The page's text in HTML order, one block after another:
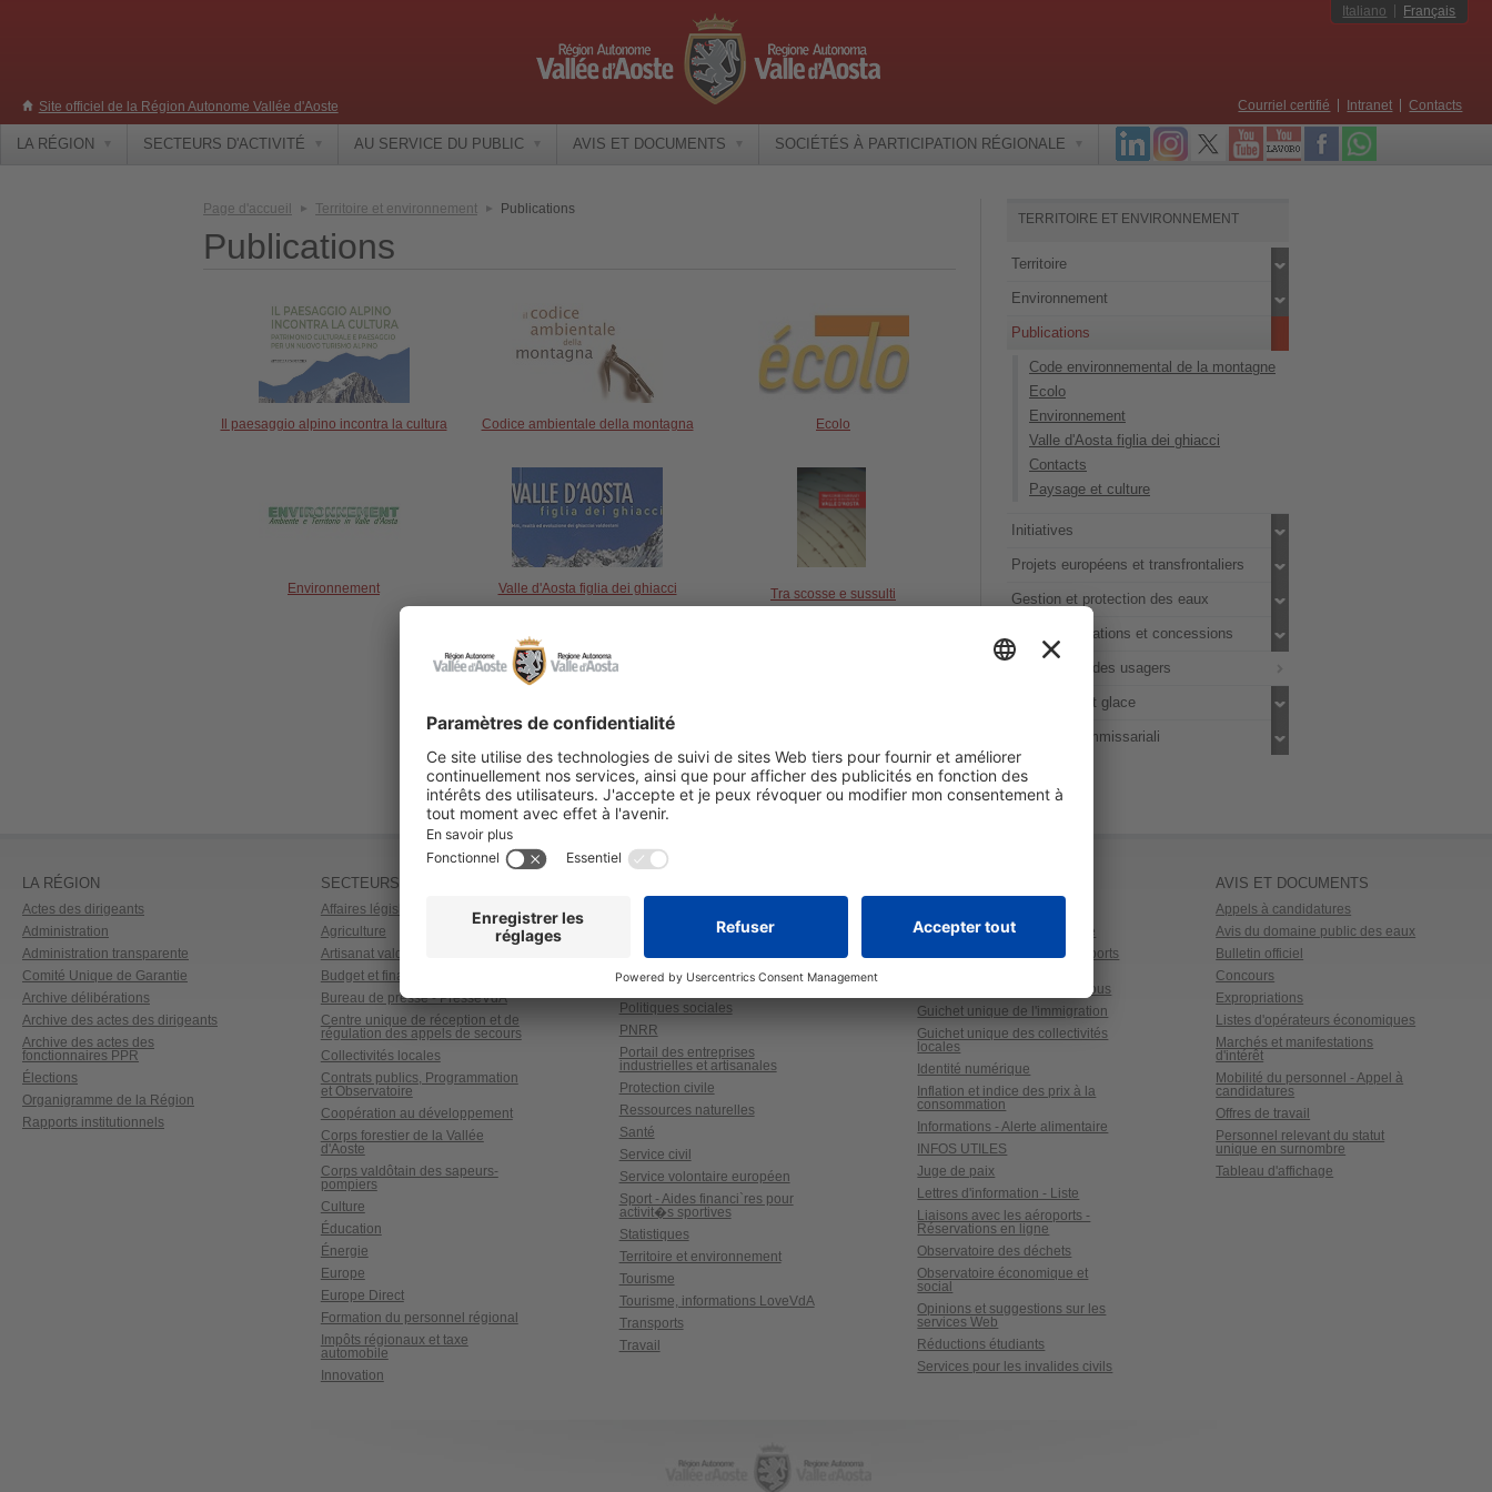
Site officiel de la Région Autonome Vallée d'Aoste
Italiano Français
Courriel certifié Intranet Contacts
LA RÉGION SECTEURS D'ACTIVITÉ AU SERVICE DU PUBLIC AVIS ET DOCUMENTS SOCIÉTÉS À PARTICIPATION RÉGIONALE
Page d'accueil Territoire et environnement Publications
Publications
Il paesaggio alpino incontra la cultura Codice ambientale della montagna Ecolo
Environnement Valle d'Aosta figlia dei ghiacci
Tra scosse e sussulti
TERRITOIRE ET ENVIRONNEMENT
Territoire
Environnement
Publications
Code environnemental de la montagne
Ecolo
Environnement
Valle d'Aosta figlia dei ghiacci
Contacts
Paysage et culture
Initiatives
Projets européens et transfrontaliers
Gestion et protection des eaux
Avis, autorisations et concessions
Satisfaction des usagers
Eau, neige et glace
Gestioni Commissariali
LA RÉGION
Actes des dirigeants
Administration
Administration transparente
Comité Unique de Garantie
Archive délibérations
Archive des actes des dirigeants
Archive des actes des
fonctionnaires PPR
Élections
Organigramme de la Région
Rapports institutionnels
SECTEURS D'ACTIVITÉ
Affaires législatives et aides d'état
Agriculture
Artisanat vald�tain
Budget et finances
Bureau de presse - PresseVdA
Centre unique de réception et de
régulation des appels de secours
Collectivités locales
Contrats publics, Programmation
et Observatoire
Coopération au développement
Corps forestier de la Vallée
d'Aoste
Corps valdôtain des sapeurs-
pompiers
Culture
Éducation
Énergie
Europe
Europe Direct
Formation du personnel régional
Impôts régionaux et taxe
automobile
Innovation
NUVV - Évaluation et vérification
Politiques pour les jeunes
Politiques sociales
PNRR
Portail des entreprises
industrielles et artisanales
Protection civile
Ressources naturelles
Santé
Service civil
Service volontaire européen
Sport - Aides financi`res pour
activit�s sportives
Statistiques
Territoire et environnement
Tourisme
Tourisme, informations LoveVdA
Transports
Travail
Châteaux - Billetterie en ligne
Comité régional pour les rapports
Guichet Info Energia Chez Nous
Guichet unique de l'immigration
Guichet unique des collectivités
locales
Identité numérique
Inflation et indice des prix à la
consommation
Informations - Alerte alimentaire
INFOS UTILES
Juge de paix
Lettres d'information - Liste
Liaisons avec les aéroports -
Réservations en ligne
Observatoire des déchets
Observatoire économique et
social
Opinions et suggestions sur les
services Web
Réductions étudiants
Services pour les invalides civils
AVIS ET DOCUMENTS
Appels à candidatures
Avis du domaine public des eaux
Bulletin officiel
Concours
Expropriations
Listes d'opérateurs économiques
Marchés et manifestations
d'intérêt
Mobilité du personnel - Appel à
candidatures
Offres de travail
Personnel relevant du statut
unique en surnombre
Tableau d'affichage